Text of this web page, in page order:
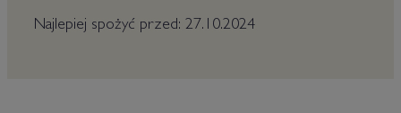
Najlepiej spożyć przed: 27.10.2024